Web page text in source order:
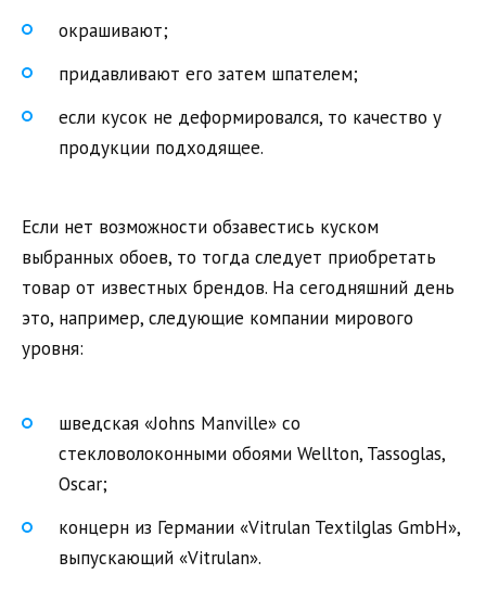
окрашивают;
придавливают его затем шпателем;
если кусок не деформировался, то качество у
продукции подходящее.
Если нет возможности обзавестись куском
выбранных обоев, то тогда следует приобретать
товар от известных брендов. На сегодняшний день
это, например, следующие компании мирового
уровня:
шведская «Johns Manville» со
стекловолоконными обоями Wellton, Tassoglas,
Oscar;
концерн из Германии «Vitrulan Textilglas GmbH»,
выпускающий «Vitrulan».